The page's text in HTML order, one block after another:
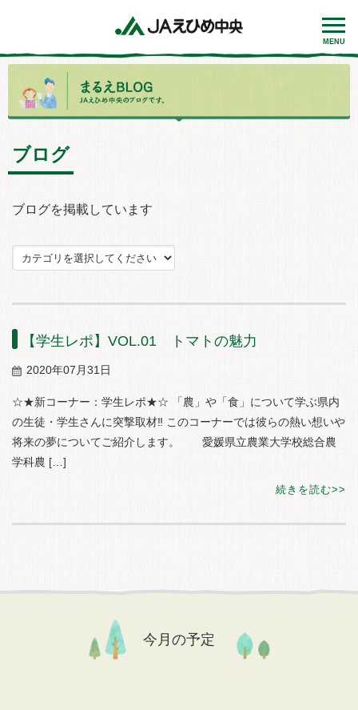
MENU
ブログ
ブログを掲載しています
【学生レポ】VOL.01 トマトの魅力
2020年07月31日
☆★新コーナー：学生レポ★☆ 「農」や「食」について学ぶ県内
の生徒・学生さんに突撃取材‼ このコーナーでは彼らの熱い想いや
将来の夢についてご紹介します。 愛媛県立農業大学校総合農
学科農 […]
続きを読む
今月の予定